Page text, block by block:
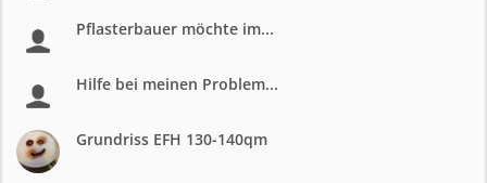
Pflasterbauer möchte im...
Hilfe bei meinen Problem...
Grundriss EFH 130-140qm